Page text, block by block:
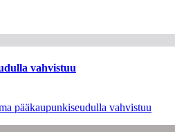
vahvistuu
pääkaupunkiseudulla vahvistuu